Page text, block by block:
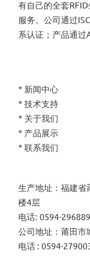
有自己的全套
服务。公司通过
系认证；产品通过
* 新闻中心
* 技术支持
* 关于我们
* 产品展示
* 联系我们
生产地址：福建省
楼4层
电话: 0594-
公司地址：莆田市
电话 : 0594-